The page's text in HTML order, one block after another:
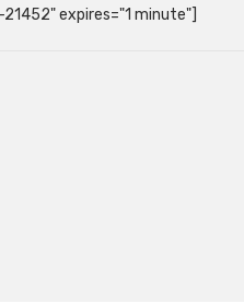
expires="1 minute"]